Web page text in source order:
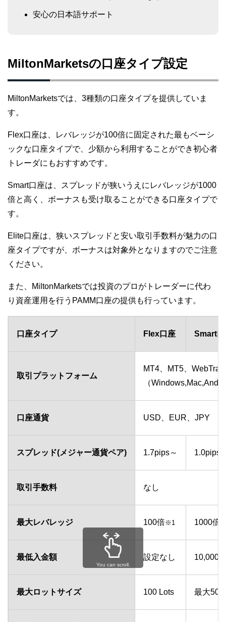
安心の日本語サポート
MiltonMarketsの口座タイプ設定
MiltonMarketsでは、3種類の口座タイプを提供していま
す。
Flex口座は、レバレッジが100倍に固定された最もベーシ
ックな口座タイプで、少額から利用することができ初心者
トレーダにもおすすめです。
Smart口座は、スプレッドが狭いうえにレバレッジが1000
倍と高く、ボーナスも受け取ることができる口座タイプで
す。
Elite口座は、狭いスプレッドと安い取引手数料が魅力の口
座タイプですが、ボーナスは対象外となりますのでご注意
ください。
また、MiltonMarketsでは投資のプロがトレーダーに代わ
り資産運用を行うPAMM口座の提供も行っています。
口座タイプ Flex口座 Smart
取引プラットフォーム
MT4、MT5、
（
口座通貨 USD、EUR、JPY
スプレッド(メジャー通貨ペア) 1.7pips～ 1.0pips
取引手数料 なし
最大レバレッジ 100倍※1 1000倍
最低入金額 設定なし 10,000
最大ロットサイズ 100 Lots 最大
You can scroll.